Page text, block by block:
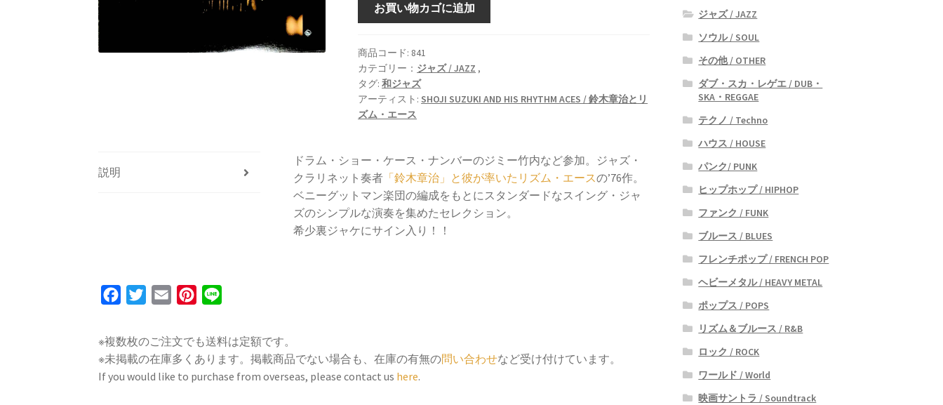
ダ
ン
ス
/
LET'S
[LP]
個
お買い物カゴに追加
商品コード: 841
カテゴリー： ジャズ / JAZZ ,
タグ:和ジャズ
アーティスト: SHOJI SUZUKI AND HIS RHYTHM ACES / 鈴木章治とリ
ズム・エース
説明
ドラム・ショー・ケース・ナンバーのジミー竹内など参加。ジャズ・
クラリネット奏者「鈴木章治」と彼が率いたリズム・エースの’76作。
ベニーグットマン楽団の編成をもとにスタンダードなスイング・ジャ
ズのシンプルな演奏を集めたセレクション。
希少裏ジャケにサイン入り！！
c
e
b
t
t
a
i
l
n
t
e
n
e
※複数枚のご注文でも送料は定額です。
※未掲載の在庫多くあります。掲載商品でない場合も、在庫の有無の問い合わせなど受け付けています。
If you would like to purchase from overseas, please contact us here.
ジャズ / JAZZ
ソウル / SOUL
その他 / OTHER
ダブ・スカ・レゲエ / DUB・
SKA・REGGAE
テクノ / Techno
ハウス / HOUSE
パンク/ PUNK
ヒップホップ / HIPHOP
ファンク / FUNK
ブルース / BLUES
フレンチポップ / FRENCH POP
ヘビーメタル / HEAVY METAL
ポップス / POPS
リズム＆ブルース / R&B
ロック / ROCK
ワールド / World
映画サントラ / Soundtrack